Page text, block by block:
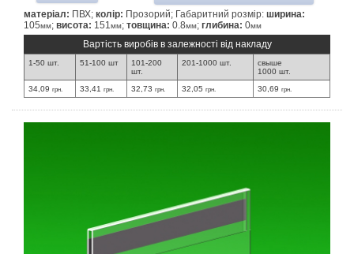
матеріал: ПВХ; колір: Прозорий; Габаритний розмір: ширина:
105мм; висота: 151мм; товщина: 0.8мм; глибина: 0мм
Вартість виробів в залежності від накладу
1-50 шт. 51-100 шт
101-200
шт.
201-1000 шт.
свыше
1000 шт.
34,09 грн. 33,41грн. 32,73 грн. 32,05 грн. 30,69грн.